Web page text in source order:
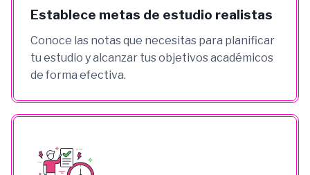
Establece metas de estudio realistas
Conoce las notas que necesitas para planificar
tu estudio y alcanzar tus objetivos académicos
de forma efectiva.